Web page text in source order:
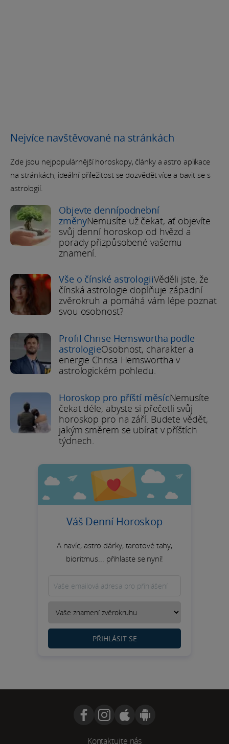
Nejvíce navštěvované na stránkách
Zde jsou nejpopulárnější horoskopy, články a astro aplikace
na stránkách, ideální příležitost se dozvědět více a bavit se s
astrologií.
Objevte dennípodnební
změnyNemusíte už čekat, ať objevíte
svůj denní horoskop od hvězd a
porady přizpůsobené vašemu
znamení.
Vše o čínské astrologiiVěděli jste, že
čínská astrologie doplňuje západní
zvěrokruh a pomáhá vám lépe poznat
svou osobnost?
Profil Chrise Hemswortha podle
astrologieOsobnost, charakter a
energie Chrisa Hemswortha v
astrologickém pohledu.
Horoskop pro příští měsícNemusíte
čekat déle, abyste si přečetli svůj
horoskop pro na září. Budete vědět,
jakým směrem se ubírat v příštích
týdnech.
Váš Denní Horoskop
A navíc, astro dárky, tarotové tahy,
bioritmus... přihlaste se nyní!
PŘIHLÁSIT SE
Kontaktujte nás